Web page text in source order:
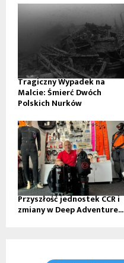
Tragiczny Wypadek na
Malcie: Śmierć Dwóch
Polskich Nurków
Przyszłość jednostek CCR i
zmiany w Deep Adventure...